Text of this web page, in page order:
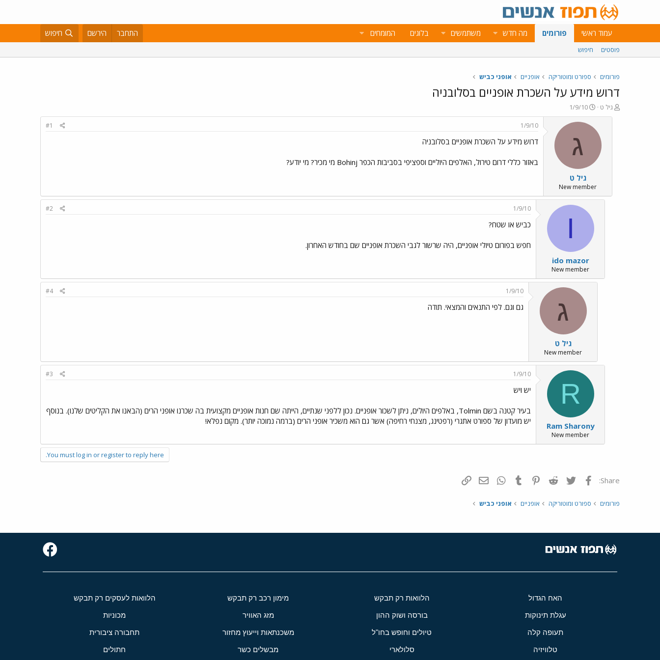
עמוד ראשי פורומים מה חדש משתמשים בלוגים המומחים התחבר הירשם חיפוש
פוסטים חיפוש
פורומים ספורט ומוטוריקה אופניים אופני כביש
דרוש מידע על השכרת אופניים בסלובניה
פ
ו
גיל ט
פ
ו
ר
א
ר
י
ך
1/9/10
ג
גיל ט
New member
1/9/10
#1
דרוש מידע על השכרת אופניים בסלובניה
באזור כללי דרום טירול, האלפים היוליים וספציפי בסביבות הכפר Bohinj מי מכיר? מי יודע?
I
ido mazor
New member
1/9/10
#2
כביש או שטח?
חפש בפורום טיולי אופניים, היה שרשור לגבי השכרת אופניים שם בחודש האחרון.
ג
גיל ט
New member
1/9/10
#4
גם וגם. לפי התנאים והמצאי. תודה
R
Ram Sharony
New member
1/9/10
#3
יש ויש
בעיר קטנה בשם Tolmin, באלפים היולים, ניתן לשכור אופניים. נכון ללפני שנתיים, הייתה שם חנות אופניים מקצועית בה שכרנו אופני הרים (הבאנו את הקליטים שלנו). בנוסף
יש מועדון של ספורט אתגרי (רפטינג, מצנחי רחיפה) אשר גם הוא משכיר אופני הרים (ברמה נמוכה יותר). מקום נפלא!
You must log in or register to reply here.
Share: פייסבוק Twitter
Reddit
Pinterest
Tumblr
WhatsAppדואר אלקטרוני
פורומים ספורט ומוטוריקה אופניים אופני כביש
האח הגדול הלוואות רק תבקש מימון רכב רק תבקש הלוואות לעסקים רק תבקש
עגלת תינוקות בורסה ושוק ההון מזג האוויר מכוניות
תעופה קלה טיולים וחופש בחו"ל משכנתאות וייעוץ מחזור תחבורה ציבורית
טלוויזיה סלולארי מבשלים כשר חתולים